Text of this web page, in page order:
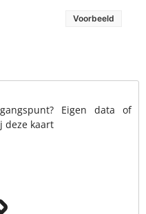
Voorbeeld
Eigen data of
deze kaart